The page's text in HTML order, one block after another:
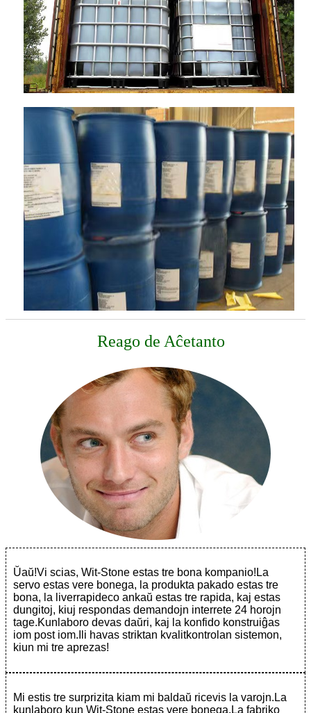
Reago de Aĉetanto
Ŭaŭ!Vi scias, Wit-Stone estas tre bona kompanio!La
servo estas vere bonega, la produkta pakado estas tre
bona, la liverrapideco ankaŭ estas tre rapida, kaj estas
dungitoj, kiuj respondas demandojn interrete 24 horojn
tage.Kunlaboro devas daŭri, kaj la konfido konstruiĝas
iom post iom.Ili havas striktan kvalitkontrolan sistemon,
kiun mi tre aprezas!
Mi estis tre surprizita kiam mi baldaŭ ricevis la varojn.La
kunlaboro kun Wit-Stone estas vere bonega.La fabriko